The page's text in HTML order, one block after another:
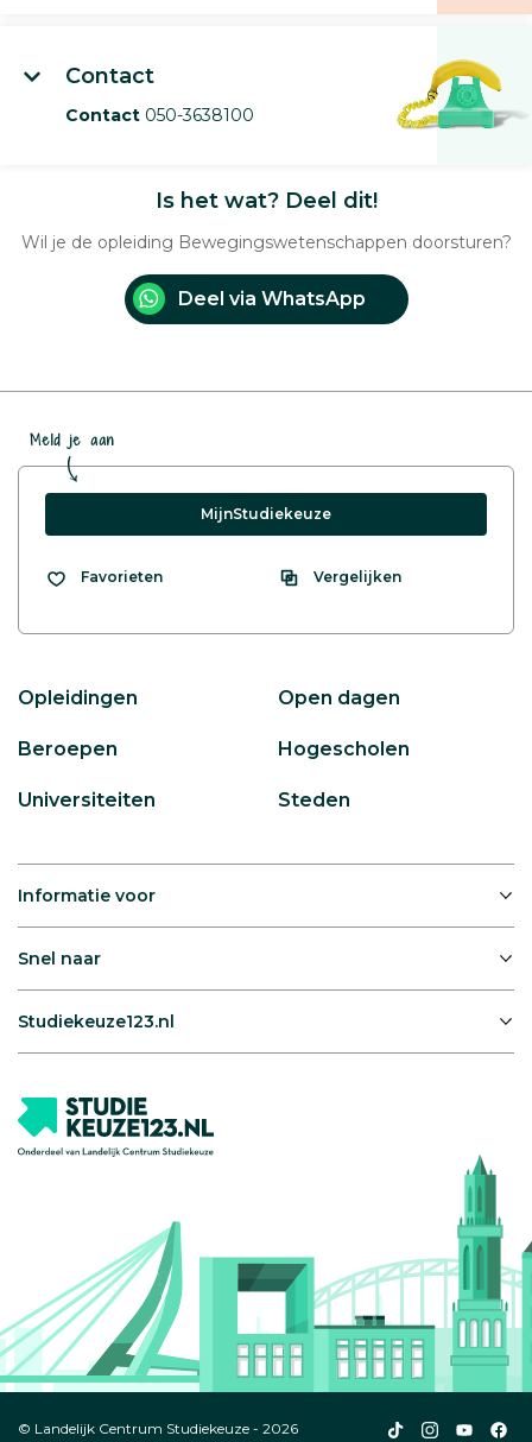
Contact
Contact 050-3638100
Is het wat? Deel dit!
Wil je de opleiding Bewegingswetenschappen doorsturen?
Deel via WhatsApp
Meld je aan
MijnStudiekeuze
Favorieten Vergelijken
Opleidingen Open dagen
Beroepen Hogescholen
Universiteiten Steden
Informatie voor
Snel naar
Studiekeuze123.nl
© Landelijk Centrum Studiekeuze - 2026 Studiekeuze123